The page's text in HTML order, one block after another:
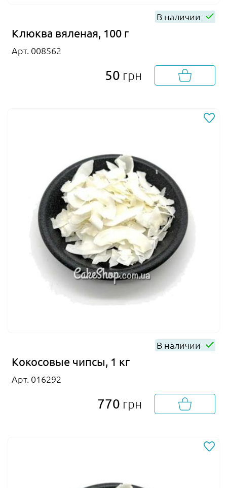
В наличии
Клюква вяленая, 100 г
Арт. 008562
50 грн
В наличии
Кокосовые чипсы, 1 кг
Арт. 016292
770 грн